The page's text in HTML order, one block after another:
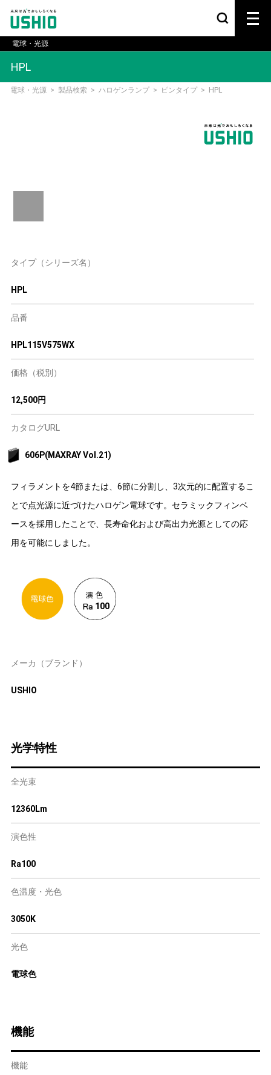
電球・光源
HPL
電球・光源 > 製品検索 > ハロゲンランプ > ピンタイプ > HPL
タイプ（シリーズ名）
HPL
品番
HPL115V575WX
価格（税別）
12,500円
カタログURL
606P(MAXRAY Vol.21)
フィラメントを4節または、6節に分割し、3次元的に配置するこ
とで点光源に近づけたハロゲン電球です。セラミックフィンベ
ースを採用したことで、長寿命化および高出力光源としての応
用を可能にしました。
100
メーカ（ブランド）
USHIO
光学特性
全光束
12360Lm
演色性
Ra100
色温度・光色
3050K
光色
電球色
機能
機能